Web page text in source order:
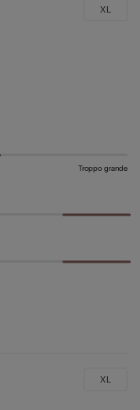
XL
Troppo grande
XL